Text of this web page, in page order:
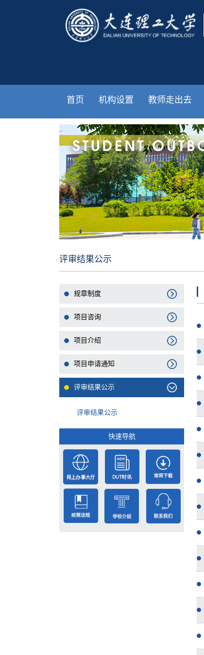
首页 机构设置 教师走出去
评审结果公示
规章制度
项目咨询
项目介绍
项目申请通知
评审结果公示
评审结果公示
快速导航